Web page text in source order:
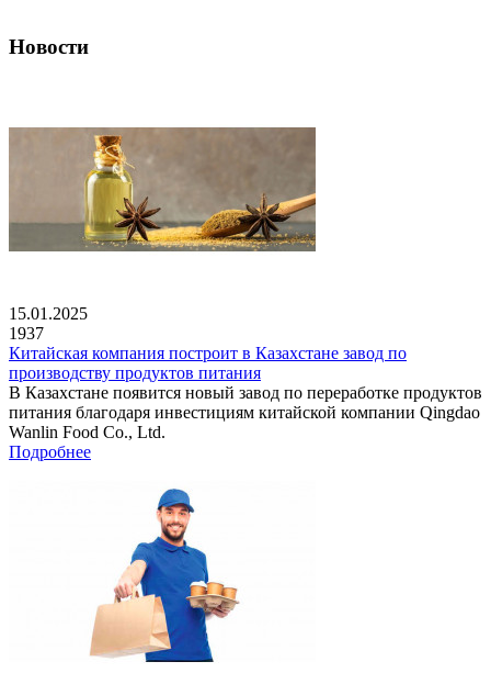
Новости
15.01.2025
1937
Китайская компания построит в Казахстане завод по
производству продуктов питания
В Казахстане появится новый завод по переработке продуктов
питания благодаря инвестициям китайской компании Qingdao
Wanlin Food Co., Ltd.
Подробнее